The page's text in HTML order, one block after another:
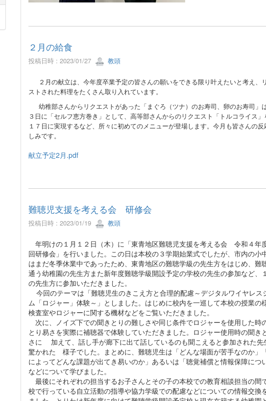
２月の給食
投稿日時 : 2023/01/27 教頭
２月の献立は、今年度卒業予定の皆さんの願いをできる限り叶えたいと考え、
ストされた料理をたくさん取り入れています。
幼稚部さんからリクエストがあった「まぐろ（ツナ）のお寿司、卵のお寿司」
３日に「セルフ恵方巻き」として、高等部さんからのリクエスト「トルコライス」
１７日に実現するなど、所々に初めてのメニューが登場します。今月も皆さんの反
しみです。
献立予定2月.pdf
難聴児支援を考える会 研修会
投稿日時 : 2023/01/19 教頭
年明けの１月１２日（木）に「東青地区難聴児支援を考える会 令和４年
回研修会」を行いました。この日は本校の３学期始業式でしたが、市内の小
はまだ冬季休業中であったため、東青地区の難聴学級の先生方をはじめ、難
通う幼稚園の先生方また新年度難聴学級開設予定の学校の先生の参加など、
の先生方に参加いただきました。
今回のテーマは「難聴児生のきこえ方と合理的配慮～デジタルワイヤレス
ム「ロジャー」体験～」としました。はじめに校内を一巡して本校の授業の
検査室やロジャーに関する機材などをご覧いただきました。
次に、ノイズ下での聞きとりの難しさや同じ条件でロジャーを使用した時
とり易さを実際に補聴器で体験していただきました。ロジャー使用時の聞き
さに 加えて、話し手が廊下に出て話しているのも聞こえると参加された先
驚かれた 様子でした。まとめに、難聴児生は「どんな場面が苦手なのか」
によってどんな課題が出てき易いのか」あるいは「聴覚補償と情報保障につ
などについて学びました。
最後にそれぞれの担当するお子さんとその子の本校での教育相談担当の間
校で行っている自立活動の指導や協力学級での配慮などについての情報交換